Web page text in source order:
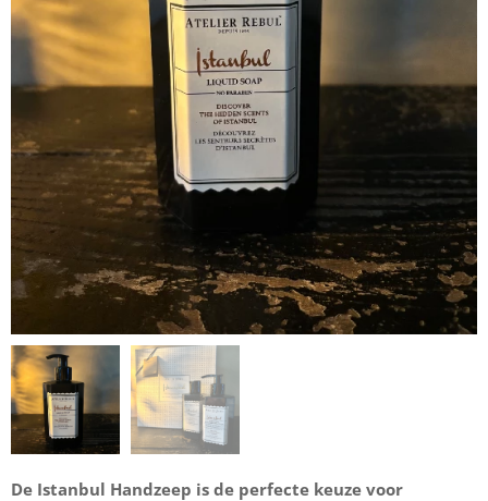
De Istanbul Handzeep is de perfecte keuze voor